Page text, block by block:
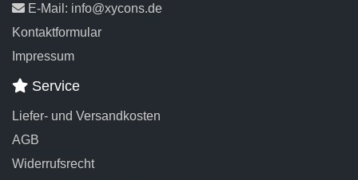
E-Mail: info@xycons.de
Kontaktformular
Impressum
Service
Liefer- und Versandkosten
AGB
Widerrufsrecht